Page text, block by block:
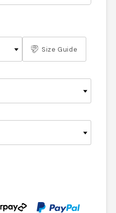
Size Guide